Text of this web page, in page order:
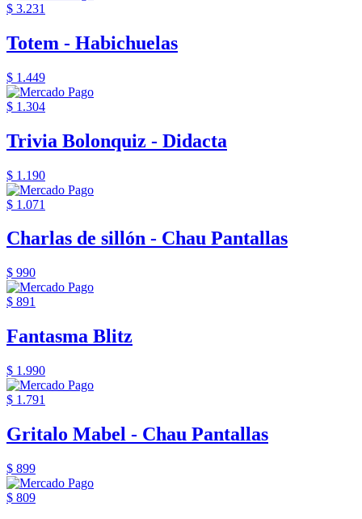
$ 3.231
Totem - Habichuelas
$ 1.449
$ 1.304
Trivia Bolonquiz - Didacta
$ 1.190
$ 1.071
Charlas de sillón - Chau Pantallas
$ 990
$ 891
Fantasma Blitz
$ 1.990
$ 1.791
Gritalo Mabel - Chau Pantallas
$ 899
$ 809